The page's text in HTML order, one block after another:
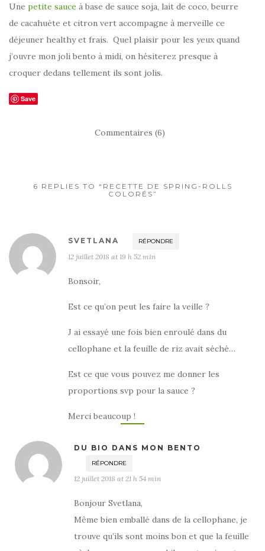
Une petite sauce à base de sauce soja, lait de coco, beurre
de cacahuète et citron vert accompagne à merveille ce
déjeuner healthy et frais. Quel plaisir pour les yeux quand
j’ouvre mon joli bento à midi, on hésiterez presque à
croquer dedans tellement ils sont jolis.
Save
Commentaires (6)
6 REPLIES TO “RECETTE DE SPRING-ROLLS
COLORÉS”
SVETLANA RÉPONDRE
12 juillet 2018 at 19 h 52 min
Bonsoir,
Est ce qu’on peut les faire la veille ?
J ai essayé une fois bien enroulé dans du
cellophane et la feuille de riz avait séché…
Est ce que vous pouvez me donner les
proportions svp pour la sauce ?
Merci beaucoup !
DU BIO DANS MON BENTO
RÉPONDRE
12 juillet 2018 at 21 h 54 min
Bonjour Svetlana,
Même bien emballé dans de la cellophane, je
trouve qu’ils sont moins bon et que la feuille